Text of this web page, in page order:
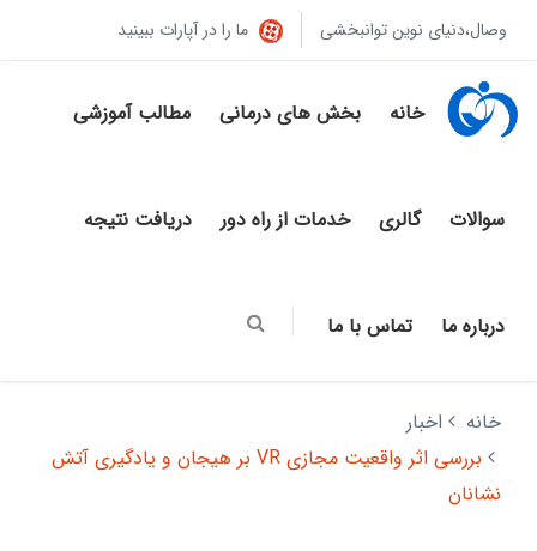
وصال،دنیای نوین توانبخشی ما را در آپارات ببینید
خانه بخش های درمانی مطالب آموزشی
سوالات گالری خدمات از راه دور دریافت نتیجه
درباره ما تماس با ما
خانه
اخبار
بررسی اثر واقعیت مجازی VR بر هیجان و یادگیری آتش‌
نشانان